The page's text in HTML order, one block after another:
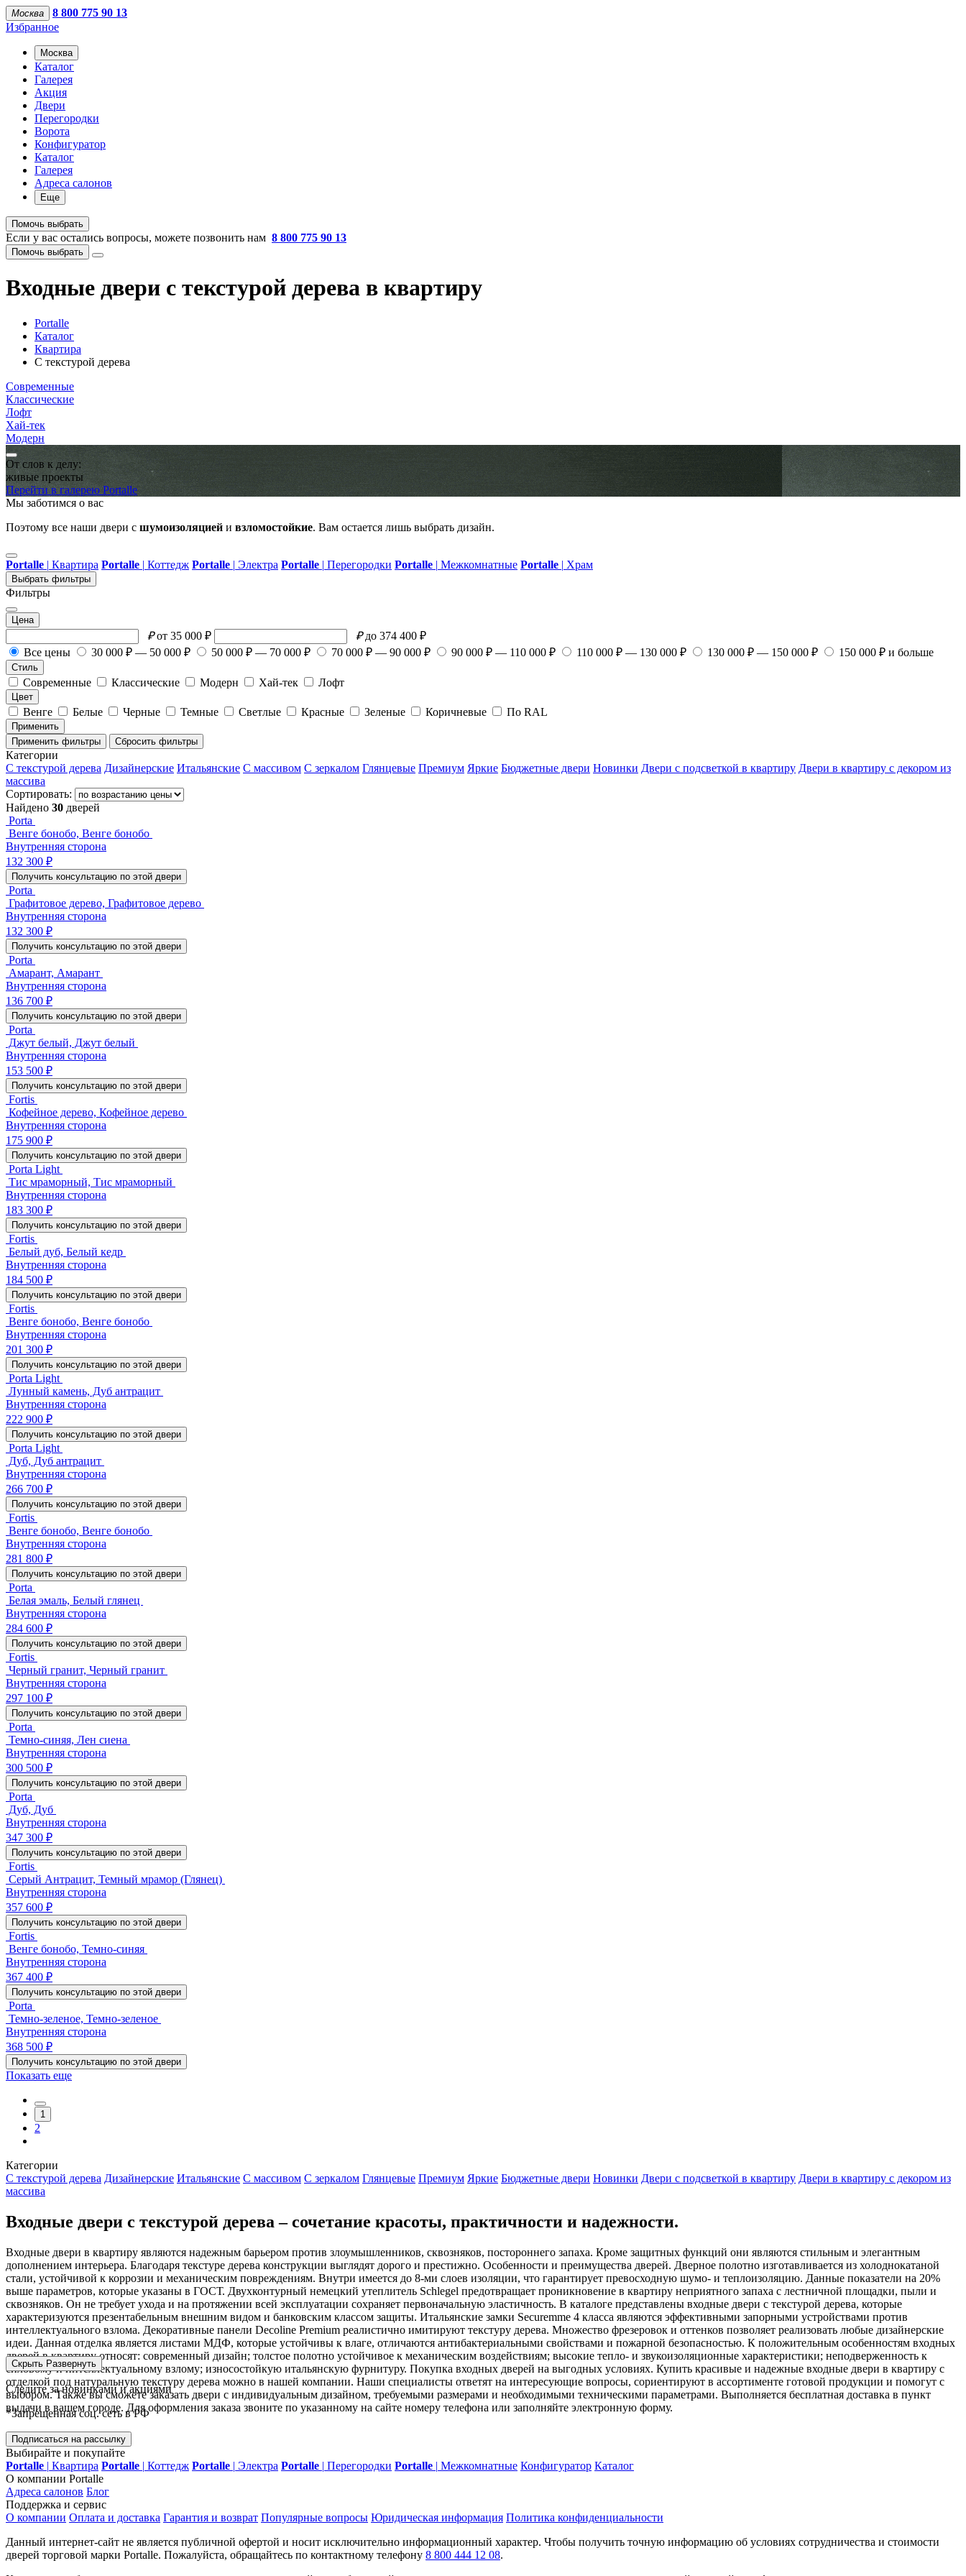
Москва
8 800 775 90 13
Избранное
Москва
Каталог
Галерея
Акция
Двери
Перегородки
Ворота
Конфигуратор
Каталог
Галерея
Адреса салонов
Еще
Помочь выбрать
Если у вас остались вопросы, можете позвонить нам 8 800 775 90 13
Помочь выбрать
Входные двери с текстурой дерева в квартиру
Portalle
Каталог
Квартира
С текстурой дерева
Современные
Классические
Лофт
Хай-тек
Модерн
От слов к делу:
живые проекты
Перейти в галерею Portalle
Мы заботимся о вас
Поэтому все наши двери с шумоизоляцией и взломостойкие. Вам остается лишь выбрать дизайн.
Portalle | Квартира Portalle | Коттедж Portalle | Электра Portalle | Перегородки Portalle | Межкомнатные Portalle | Храм
Выбрать фильтры
Фильтры
Цена
₽ от 35 000 ₽ ₽ до 374 400 ₽
Все цены
30 000 ₽ — 50 000 ₽ 50 000 ₽ — 70 000 ₽ 70 000 ₽ — 90 000 ₽ 90 000 ₽ — 110 000 ₽ 110 000 ₽ — 130 000 ₽ 130 000 ₽ — 150 000 ₽ 150 000 ₽ и больше
Стиль
Современные Классические Модерн Хай-тек Лофт
Цвет
Венге Белые Черные Темные Светлые Красные Зеленые Коричневые По RAL
Применить
Применить фильтры
Сбросить фильтры
Категории
С текстурой дерева Дизайнерские Итальянские С массивом С зеркалом Глянцевые Премиум Яркие Бюджетные двери Новинки Двери с подсветкой в квартиру Двери в квартиру с декором из
массива
Сортировать:
Найдено 30 дверей
Porta
Венге бонобо, Венге бонобо
Внутренняя сторона
132 300 ₽
Получить консультацию по этой двери
Porta
Графитовое дерево, Графитовое дерево
Внутренняя сторона
132 300 ₽
Получить консультацию по этой двери
Porta
Амарант, Амарант
Внутренняя сторона
136 700 ₽
Получить консультацию по этой двери
Porta
Джут белый, Джут белый
Внутренняя сторона
153 500 ₽
Получить консультацию по этой двери
Fortis
Кофейное дерево, Кофейное дерево
Внутренняя сторона
175 900 ₽
Получить консультацию по этой двери
Porta Light
Тис мраморный, Тис мраморный
Внутренняя сторона
183 300 ₽
Получить консультацию по этой двери
Fortis
Белый дуб, Белый кедр
Внутренняя сторона
184 500 ₽
Получить консультацию по этой двери
Fortis
Венге бонобо, Венге бонобо
Внутренняя сторона
201 300 ₽
Получить консультацию по этой двери
Porta Light
Лунный камень, Дуб антрацит
Внутренняя сторона
222 900 ₽
Получить консультацию по этой двери
Porta Light
Дуб, Дуб антрацит
Внутренняя сторона
266 700 ₽
Получить консультацию по этой двери
Fortis
Венге бонобо, Венге бонобо
Внутренняя сторона
281 800 ₽
Получить консультацию по этой двери
Porta
Белая эмаль, Белый глянец
Внутренняя сторона
284 600 ₽
Получить консультацию по этой двери
Fortis
Черный гранит, Черный гранит
Внутренняя сторона
297 100 ₽
Получить консультацию по этой двери
Porta
Темно-синяя, Лен сиена
Внутренняя сторона
300 500 ₽
Получить консультацию по этой двери
Porta
Дуб, Дуб
Внутренняя сторона
347 300 ₽
Получить консультацию по этой двери
Fortis
Серый Антрацит, Темный мрамор (Глянец)
Внутренняя сторона
357 600 ₽
Получить консультацию по этой двери
Fortis
Венге бонобо, Темно-синяя
Внутренняя сторона
367 400 ₽
Получить консультацию по этой двери
Porta
Темно-зеленое, Темно-зеленое
Внутренняя сторона
368 500 ₽
Получить консультацию по этой двери
Показать еще
1
2
Категории
С текстурой дерева Дизайнерские Итальянские С массивом С зеркалом Глянцевые Премиум Яркие Бюджетные двери Новинки Двери с подсветкой в квартиру Двери в квартиру с декором из
массива
Входные двери с текстурой дерева – сочетание красоты, практичности и надежности.
Входные двери в квартиру являются надежным барьером против злоумышленников, сквозняков, постороннего запаха. Кроме защитных функций они являются стильным и элегантным
дополнением интерьера. Благодаря текстуре дерева конструкции выглядят дорого и престижно. Особенности и преимущества дверей. Дверное полотно изготавливается из холоднокатаной
стали, устойчивой к коррозии и механическим повреждениям. Внутри имеется до 8-ми слоев изоляции, что гарантирует превосходную шумо- и теплоизоляцию. Данные показатели на 20%
выше параметров, которые указаны в ГОСТ. Двухконтурный немецкий утеплитель Schlegel предотвращает проникновение в квартиру неприятного запаха с лестничной площадки, пыли и
сквозняков. Он не требует ухода и на протяжении всей эксплуатации сохраняет первоначальную эластичность. В каталоге представлены входные двери с текстурой дерева, которые
характеризуются презентабельным внешним видом и банковским классом защиты. Итальянские замки Securemme 4 класса являются эффективными запорными устройствами против
интеллектуального взлома. Декоративные панели Decoline Premium реалистично имитируют текстуру дерева. Множество фрезеровок и оттенков позволяет реализовать любые дизайнерские
идеи. Данная отделка является листами МДФ, которые устойчивы к влаге, отличаются антибактериальными свойствами и пожарной безопасностью. К положительным особенностям входных
дверей в квартиру относят: современный дизайн; толстое полотно устойчивое к механическим воздействиям; высокие тепло- и звукоизоляционные характеристики; неподверженность к
силовому и интеллектуальному взлому; износостойкую итальянскую фурнитуру. Покупка входных дверей на выгодных условиях. Купить красивые и надежные входные двери в квартиру с
отделкой под натуральную текстуру дерева можно в нашей компании. Наши специалисты ответят на интересующие вопросы, сориентируют в ассортименте готовой продукции и помогут с
выбором. Также вы сможете заказать двери с индивидуальным дизайном, требуемыми размерами и необходимыми техническими параметрами. Выполняется бесплатная доставка в пункт
выдачи в вашем городе. Для оформления заказа звоните по указанному на сайте номеру телефона или заполняйте электронную форму.
Скрыть Развернуть
Следите за новинками и акциями
*Запрещенная соц. сеть в РФ
Подписаться на рассылку
Выбирайте и покупайте
Portalle | Квартира Portalle | Коттедж Portalle | Электра Portalle | Перегородки Portalle | Межкомнатные Конфигуратор Каталог
О компании Portalle
Адреса салонов Блог
Поддержка и сервис
О компании Оплата и доставка Гарантия и возврат Популярные вопросы Юридическая информация Политика конфиденциальности
Данный интернет-сайт не является публичной офертой и носит исключительно информационный характер. Чтобы получить точную информацию об условиях сотрудничества и стоимости
дверей торговой марки Portalle. Пожалуйста, обращайтесь по контактному телефону 8 800 444 12 08.